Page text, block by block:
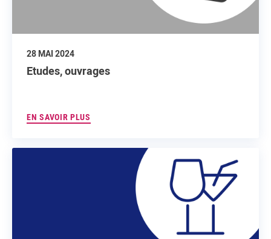
28 MAI 2024
Etudes, ouvrages
EN SAVOIR PLUS